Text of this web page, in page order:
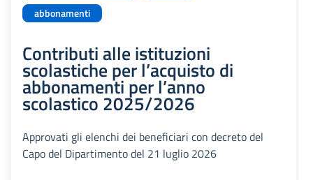
abbonamenti
Contributi alle istituzioni
scolastiche per l’acquisto di
abbonamenti per l’anno
scolastico 2025/2026
Approvati gli elenchi dei beneficiari con decreto del
Capo del Dipartimento del 21 luglio 2026